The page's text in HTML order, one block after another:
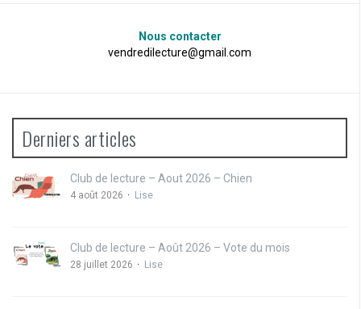
Nous contacter
vendredilecture@gmail.com
Derniers articles
Club de lecture – Aout 2026 – Chien
4 août 2026 Lise
Club de lecture – Août 2026 – Vote du mois
28 juillet 2026 Lise